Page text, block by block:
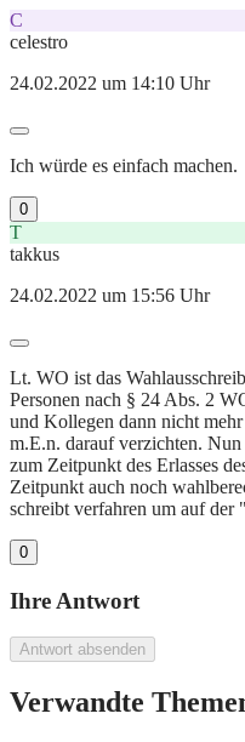
C
celestro
24.02.2022 um 14:10 Uhr
Ich würde es einfach machen.
0
T
takkus
24.02.2022 um 15:56 Uhr
Lt. WO ist das
Personen nach § 24 Abs. 2
und Kollegen dann nicht
m.E.n. darauf verzichten.
zum Zeitpunkt des Erlasses
Zeitpunkt auch noch
schreibt verfahren um auf der
0
Ihre Antwort
Antwort absenden
Verwandte